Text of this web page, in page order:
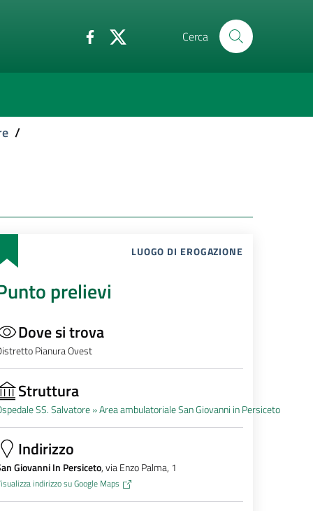
Cerca
/
LUOGO DI EROGAZIONE
prelievi
Dove si trova
Pianura Ovest
Struttura
SS. Salvatore »Area ambulatoriale San Giovanni in Persiceto
Indirizzo
Giovanni In Persiceto, via Enzo Palma, 1
indirizzo su Google Maps